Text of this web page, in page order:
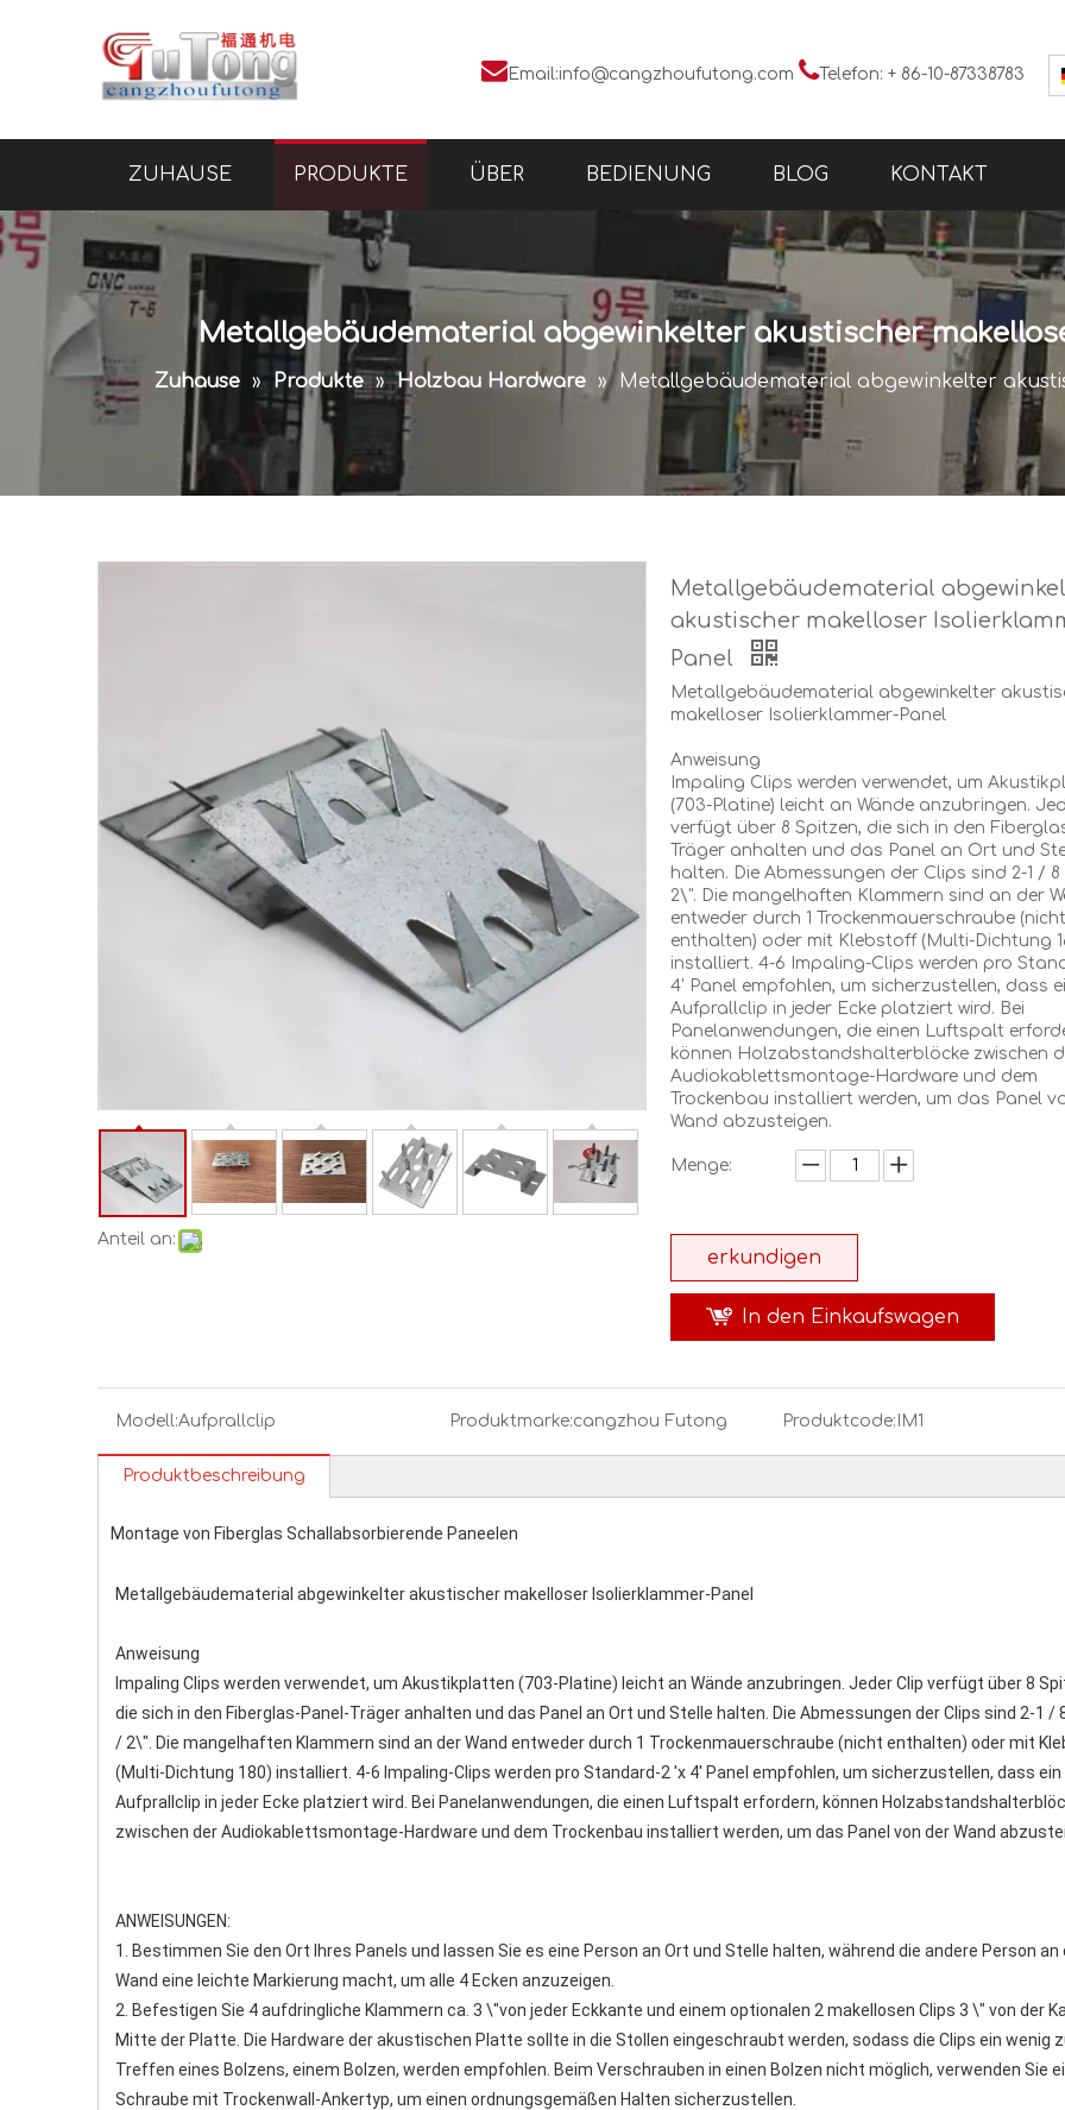
 Email:info@cangzhoufutong.com Telefon: + 86-10-87338783
ZUHAUSE PRODUKTE ÜBER BEDIENUNG BLOG KONTAKT
Metallgebäudematerial abgewinkelter akustischer
Zuhause » Produkte » Holzbau Hardware » Metallgebäudematerial abgewinkelter
Anteil an:
Metallgebäudematerial
akustischer makelloser
Panel
Metallgebäudematerial abgewinkelter
makelloser Isolierklammer-Panel
Anweisung
Impaling Clips werden verwendet, um
(703-Platine) leicht an Wände anzubringen.
verfügt über 8 Spitzen, die sich in den
Träger anhalten und das Panel an Ort und
halten. Die Abmessungen der Clips sind 2-1 / 8
2\". Die mangelhaften Klammern sind an der
entweder durch 1 Trockenmauerschraube (nicht
enthalten) oder mit Klebstoff (Multi-Dichtung
installiert. 4-6 Impaling-Clips werden pro
4' Panel empfohlen, um sicherzustellen, dass
Aufprallclip in jeder Ecke platziert wird. Bei
Panelanwendungen, die einen Luftspalt
können Holzabstandshalterblöcke zwischen
Audiokablettsmontage-Hardware und dem
Trockenbau installiert werden, um das Panel
Wand abzusteigen.
Menge:
erkundigen
In den Einkaufswagen
Modell:Aufprallclip Produktmarke:cangzhou Futong Produktcode: IM1
Produktbeschreibung
Montage von Fiberglas Schallabsorbierende Paneelen
Metallgebäudematerial abgewinkelter akustischer makelloser Isolierklammer-Panel
Anweisung
Impaling Clips werden verwendet, um Akustikplatten (703-Platine) leicht an Wände anzubringen. Jeder Clip verfügt über 8
die sich in den Fiberglas-Panel-Träger anhalten und das Panel an Ort und Stelle halten. Die Abmessungen der Clips sind 2-1 /
/ 2\". Die mangelhaften Klammern sind an der Wand entweder durch 1 Trockenmauerschraube (nicht enthalten) oder mit
(Multi-Dichtung 180) installiert. 4-6 Impaling-Clips werden pro Standard-2 'x 4' Panel empfohlen, um sicherzustellen, dass ein
Aufprallclip in jeder Ecke platziert wird. Bei Panelanwendungen, die einen Luftspalt erfordern, können
zwischen der Audiokablettsmontage-Hardware und dem Trockenbau installiert werden, um das Panel von der Wand
ANWEISUNGEN:
1. Bestimmen Sie den Ort Ihres Panels und lassen Sie es eine Person an Ort und Stelle halten, während die andere Person an
Wand eine leichte Markierung macht, um alle 4 Ecken anzuzeigen.
2. Befestigen Sie 4 aufdringliche Klammern ca. 3 \"von jeder Eckkante und einem optionalen 2 makellosen Clips 3 \" von der
Mitte der Platte. Die Hardware der akustischen Platte sollte in die Stollen eingeschraubt werden, sodass die Clips ein wenig
Treffen eines Bolzens, einem Bolzen, werden empfohlen. Beim Verschrauben in einen Bolzen nicht möglich, verwenden Sie
Schraube mit Trockenwall-Ankertyp, um einen ordnungsgemäßen Halten sicherzustellen.